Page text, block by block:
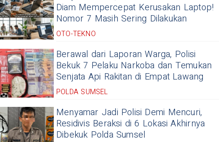
Diam Mempercepat Kerusakan Laptop!
Nomor 7 Masih Sering Dilakukan
OTO-TEKNO
Berawal dari Laporan Warga, Polisi
Bekuk 7 Pelaku Narkoba dan Temukan
Senjata Api Rakitan di Empat Lawang
POLDA SUMSEL
Menyamar Jadi Polisi Demi Mencuri,
Residivis Beraksi di 6 Lokasi Akhirnya
Dibekuk Polda Sumsel